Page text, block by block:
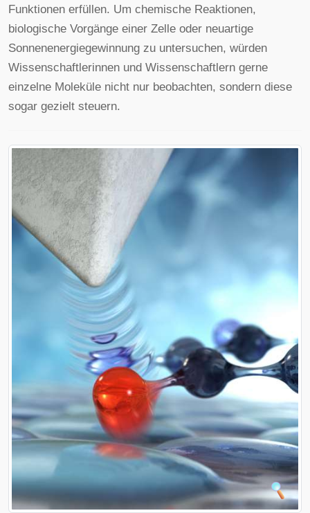
Funktionen erfüllen. Um chemische Reaktionen,
biologische Vorgänge einer Zelle oder neuartige
Sonnenenergiegewinnung zu untersuchen, würden
Wissenschaftlerinnen und Wissenschaftlern gerne
einzelne Moleküle nicht nur beobachten, sondern diese
sogar gezielt steuern.